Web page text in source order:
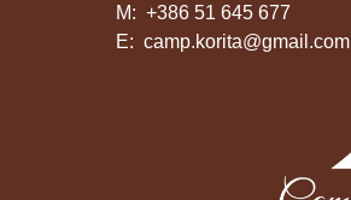
M: +386 51 645 677
E: camp.korita@gmail.com